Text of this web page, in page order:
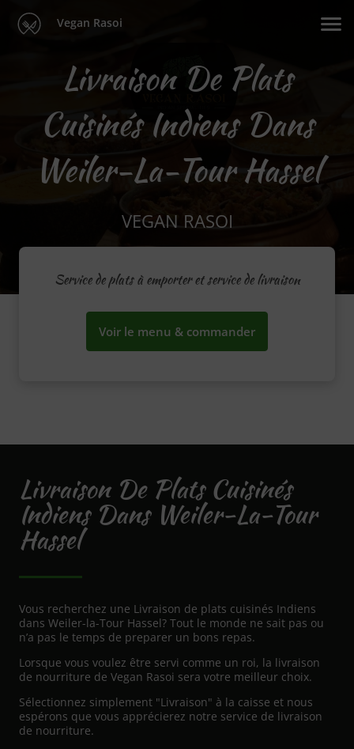
Vegan Rasoi
Livraison De Plats
Cuisinés Indiens Dans
Weiler-La-Tour Hassel
VEGAN RASOI
Service de plats à emporter et service de livraison
Voir le menu & commander
Livraison De Plats Cuisinés
Indiens Dans Weiler-La-Tour
Hassel
Vous recherchez une Livraison de plats cuisinés Indiens
dans Weiler-la-Tour Hassel? Tout le monde ne sait pas ou
n’a pas le temps de preparer un bons repas.
Lorsque vous voulez être servi comme un roi, la livraison
de nourriture de Vegan Rasoi sera votre meilleur choix.
Sélectionnez simplement "Livraison" à la caisse et nous
espérons que vous apprécierez notre service de livraison
de nourriture.